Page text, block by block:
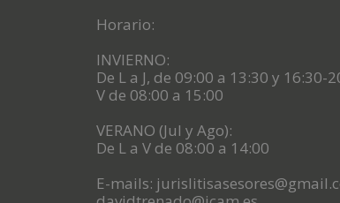
Horario:
INVIERNO:
De L a J, de 09:00 a 13:30 y 16:30-
V de 08:00 a 15:00
VERANO (Jul y Ago):
De L a V de 08:00 a 14:00
E-mails: